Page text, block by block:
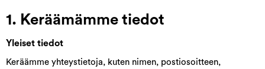
1. Keräämämme tiedot
Yleiset tiedot
Keräämme yhteystietoja, kuten nimen, postiosoitteen,